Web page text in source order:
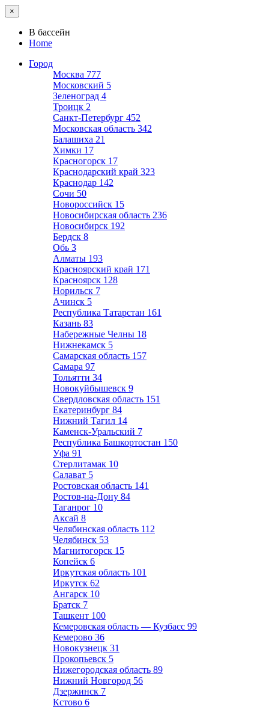
×
В бассейн
Home
Город
Москва 777
Московский 5
Зеленоград 4
Троицк 2
Санкт-Петербург 452
Московская область 342
Балашиха 21
Химки 17
Красногорск 17
Краснодарский край 323
Краснодар 142
Сочи 50
Новороссийск 15
Новосибирская область 236
Новосибирск 192
Бердск 8
Обь 3
Алматы 193
Красноярский край 171
Красноярск 128
Норильск 7
Ачинск 5
Республика Татарстан 161
Казань 83
Набережные Челны 18
Нижнекамск 5
Самарская область 157
Самара 97
Тольятти 34
Новокуйбышевск 9
Свердловская область 151
Екатеринбург 84
Нижний Тагил 14
Каменск-Уральский 7
Республика Башкортостан 150
Уфа 91
Стерлитамак 10
Салават 5
Ростовская область 141
Ростов-на-Дону 84
Таганрог 10
Аксай 8
Челябинская область 112
Челябинск 53
Магнитогорск 15
Копейск 6
Иркутская область 101
Иркутск 62
Ангарск 10
Братск 7
Ташкент 100
Кемеровская область — Кузбасс 99
Кемерово 36
Новокузнецк 31
Прокопьевск 5
Нижегородская область 89
Нижний Новгород 56
Дзержинск 7
Кстово 6